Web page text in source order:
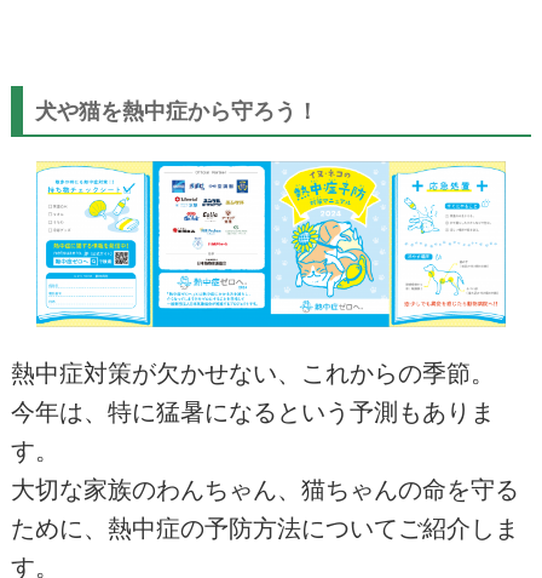
犬や猫を熱中症から守ろう！
熱中症対策が欠かせない、これからの季節。
今年は、特に猛暑になるという予測もありま
す。
大切な家族のわんちゃん、猫ちゃんの命を守る
ために、熱中症の予防方法についてご紹介しま
す。